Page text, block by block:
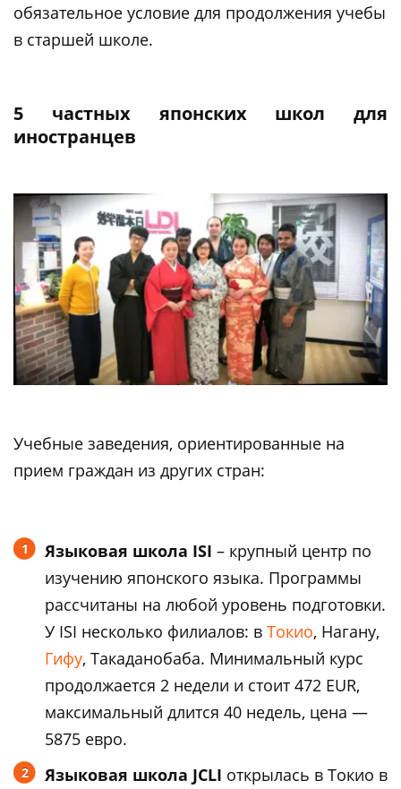
обязательное условие для продолжения учебы
в старшей школе.
5 частных японских школ для
иностранцев
Учебные заведения, ориентированные на
прием граждан из других стран:
Языковая школа ISI – крупный центр по
изучению японского языка. Программы
рассчитаны на любой уровень подготовки.
У ISI несколько филиалов: в Токио, Нагану,
Гифу, Такаданобаба. Минимальный курс
продолжается 2 недели и стоит 472 EUR,
максимальный длится 40 недель, цена —
5875 евро.
Языковая школа JCLI открылась в Токио в